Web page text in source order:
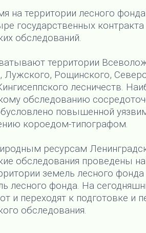
на территории лесного
государственных
обследований.
территории
Рощинского,
лесничеств.
обследованию
повышенной
короедом-типографом.
ресурсам
обследования проведены
земель лесного
лесного фонда. На
и переходят к подготовке и
обследования.